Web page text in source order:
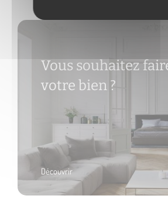
Vous souhaitez
votre bien ?
Découvrir